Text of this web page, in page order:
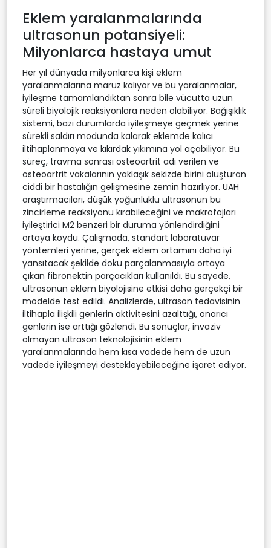
Eklem yaralanmalarında
ultrasonun potansiyeli:
Milyonlarca hastaya umut
Her yıl dünyada milyonlarca kişi eklem
yaralanmalarına maruz kalıyor ve bu yaralanmalar,
iyileşme tamamlandıktan sonra bile vücutta uzun
süreli biyolojik reaksiyonlara neden olabiliyor. Bağışıklık
sistemi, bazı durumlarda iyileşmeye geçmek yerine
sürekli saldırı modunda kalarak eklemde kalıcı
iltihaplanmaya ve kıkırdak yıkımına yol açabiliyor. Bu
süreç, travma sonrası osteoartrit adı verilen ve
osteoartrit vakalarının yaklaşık sekizde birini oluşturan
ciddi bir hastalığın gelişmesine zemin hazırlıyor. UAH
araştırmacıları, düşük yoğunluklu ultrasonun bu
zincirleme reaksiyonu kırabileceğini ve makrofajları
iyileştirici M2 benzeri bir duruma yönlendirdiğini
ortaya koydu. Çalışmada, standart laboratuvar
yöntemleri yerine, gerçek eklem ortamını daha iyi
yansıtacak şekilde doku parçalanmasıyla ortaya
çıkan fibronektin parçacıkları kullanıldı. Bu sayede,
ultrasonun eklem biyolojisine etkisi daha gerçekçi bir
modelde test edildi. Analizlerde, ultrason tedavisinin
iltihapla ilişkili genlerin aktivitesini azalttığı, onarıcı
genlerin ise arttığı gözlendi. Bu sonuçlar, invaziv
olmayan ultrason teknolojisinin eklem
yaralanmalarında hem kısa vadede hem de uzun
vadede iyileşmeyi destekleyebileceğine işaret ediyor.